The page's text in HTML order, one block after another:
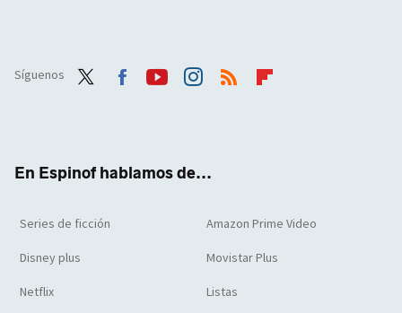
Síguenos
En Espinof hablamos de...
Series de ficción Amazon Prime Video
Disney plus Movistar Plus
Netflix Listas